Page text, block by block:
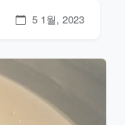
5 1월, 2023